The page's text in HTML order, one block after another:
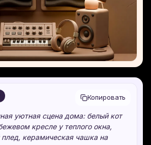
Копировать
уютная сцена дома: белый кот
кресле у теплого окна,
керамическая чашка на